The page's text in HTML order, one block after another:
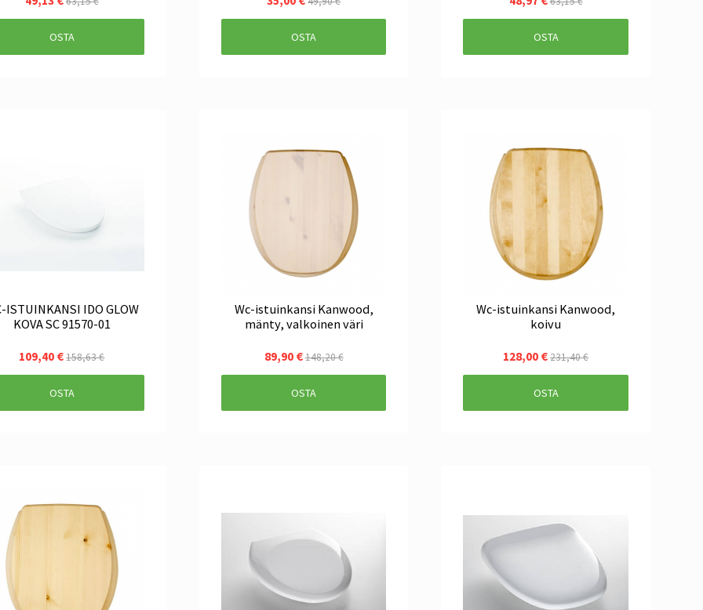
OSTA OSTA OSTA
ISTUINKANSI IDO GLOW
KOVA SC 91570-01
109,40 € 158,63 €
OSTA
Wc-istuinkansi Kanwood,
mänty, valkoinen väri
89,90 €148,20 €
OSTA
Wc-istuinkansi Kanwood,
koivu
128,00 €231,40 €
OSTA